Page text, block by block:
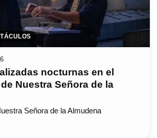
nocturnas en el
Nuestra Señora de la
Señora de la Almudena